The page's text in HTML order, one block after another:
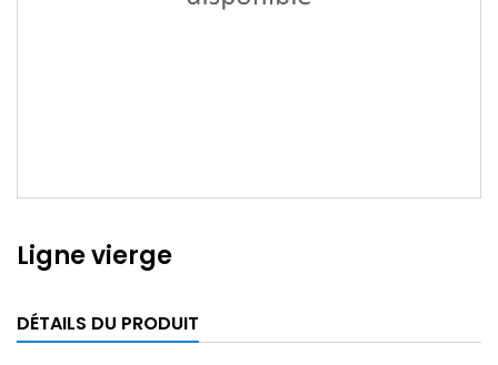
Ligne vierge
DÉTAILS DU PRODUIT